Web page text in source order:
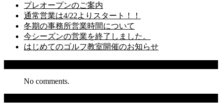
プレオープンのご案内
通常営業は4/22よりスタート！！
冬期の事務所営業時間について
今シーズンの営業を終了しました。
はじめてのゴルフ教室開催のお知らせ
No comments.